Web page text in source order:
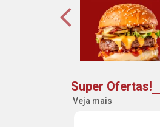
Super Ofertas!
Veja mais